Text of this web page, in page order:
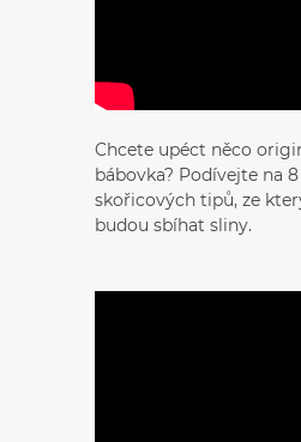
Chcete upéct něco
bábovka? Podívejte na
skořicových tipů, ze
budou sbíhat sliny.